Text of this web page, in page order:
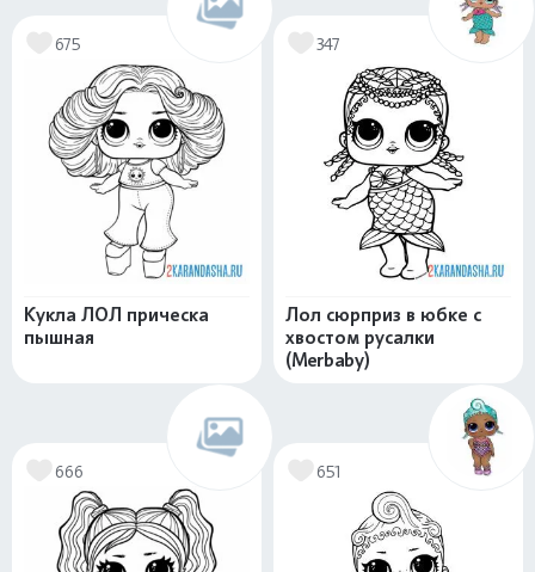
675
Кукла ЛОЛ прическа
пышная
347
Лол сюрприз в юбке с
хвостом русалки
(Merbaby)
666 651